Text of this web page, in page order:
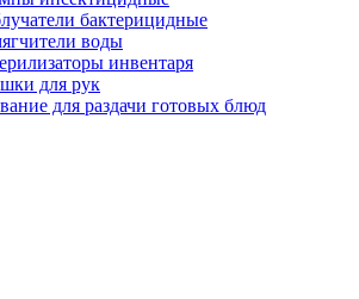
бактерицидные
воды
инвентаря
для рук
для раздачи готовых блюд